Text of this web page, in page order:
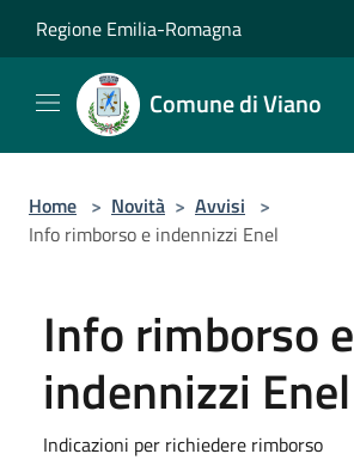
Regione Emilia-Romagna
Comune di Viano
Home > Novità > Avvisi >
Info rimborso e indennizzi Enel
Info rimborso e
indennizzi Enel
Indicazioni per richiedere rimborso